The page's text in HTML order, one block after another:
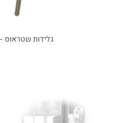
גלידות